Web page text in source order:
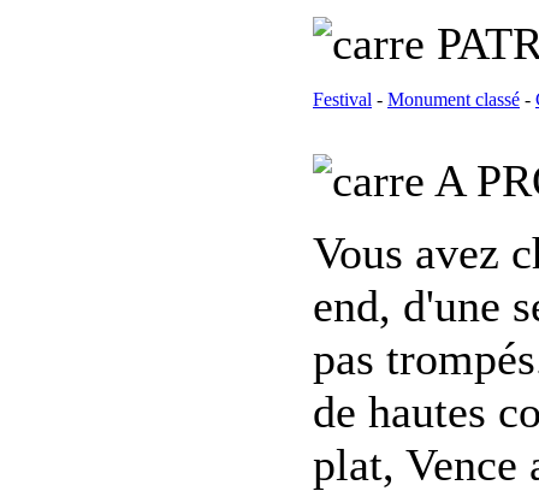
Festival - Monument classé -
A
Vous avez
end, d'une
pas
de hautes
plat, Vence